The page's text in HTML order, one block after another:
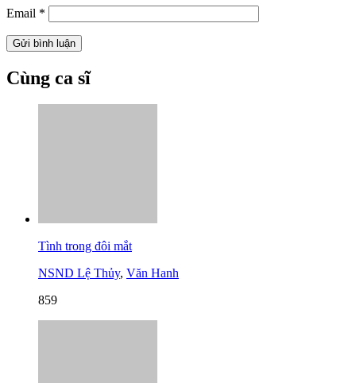
Email *
Cùng ca sĩ
Tình trong đôi mắt
NSND Lệ Thủy, Văn Hanh
859